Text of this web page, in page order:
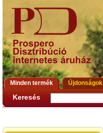
Minden termék Újdonságok
Keresés